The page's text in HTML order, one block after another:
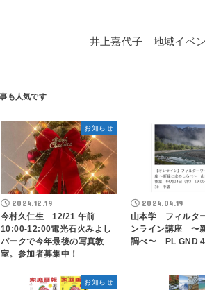
井上嘉代子 地域イベ
お知らせ
2024.12.19
今村久仁生 12/21 午前
10:00-12:00電光石火みよし
パークで今年最後の写真教
室。参加者募集中！
2024.04.19
山本学 フィルタ
ンライン講座 〜
調べ〜 PL GND
お知らせ